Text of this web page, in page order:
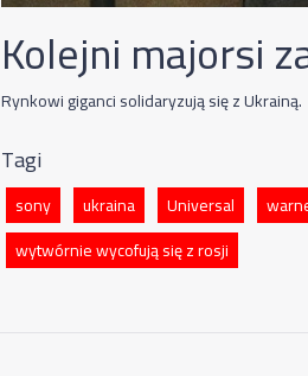
Kolejni majorsi
Rynkowi giganci solidaryzują się z Ukrainą.
Tagi
sony ukraina Universal
wytwórnie wycofują się z rosji